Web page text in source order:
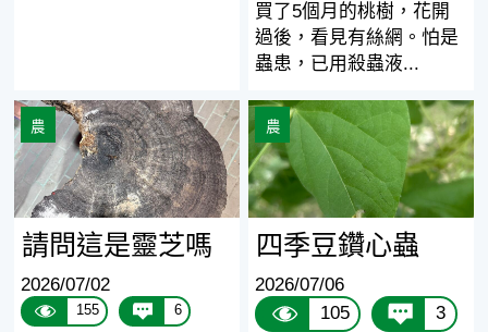
買了5個月的桃樹，花開
過後，看見有絲網。怕是
蟲患，已用殺蟲液...
請問這是靈芝嗎
農
請問這是靈芝嗎
2026/07/02
155 6
四季豆鑽心蟲
農
四季豆鑽心蟲
2026/07/06
105
3